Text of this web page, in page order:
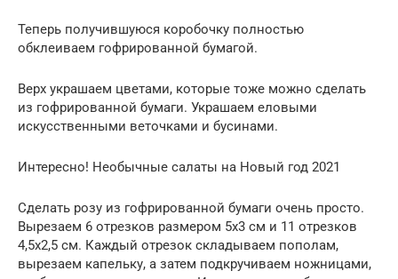
Теперь получившуюся коробочку полностью
обклеиваем гофрированной бумагой.
Верх украшаем цветами, которые тоже можно сделать
из гофрированной бумаги. Украшаем еловыми
искусственными веточками и бусинами.
Интересно! Необычные салаты на Новый год 2021
Сделать розу из гофрированной бумаги очень просто.
Вырезаем 6 отрезков размером 5х3 см и 11 отрезков
4,5х2,5 см. Каждый отрезок складываем пополам,
вырезаем капельку, а затем подкручиваем ножницами,